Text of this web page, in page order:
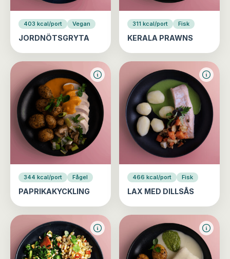
403 kcal/port Vegan
JORDNÖTSGRYTA
311 kcal/port Fisk
KERALA PRAWNS
344 kcal/port Fågel
PAPRIKAKYCKLING
466 kcal/port Fisk
LAX MED DILLSÅS